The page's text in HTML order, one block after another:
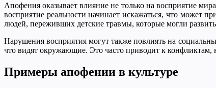
Апофения оказывает влияние не только на восприятие
восприятие реальности начинает искажаться, что может
людей, переживших детские травмы, которые могли
Нарушения восприятия могут также повлиять на
что видят окружающие. Это часто приводит к конфликтам,
Примеры апофении в культуре